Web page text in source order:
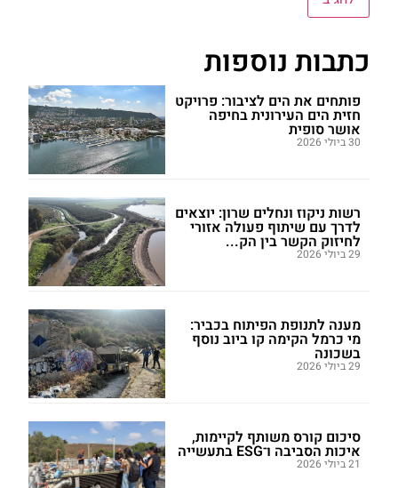
כתבות נוספות
פותחים את הים לציבור: פרויקט
חזית הים העירונית בחיפה
אושר סופית
30 ביולי 2026
רשות ניקוז ונחלים שרון: יוצאים
לדרך עם שיתוף פעולה אזורי
לחיזוק הקשר בין הק...
29 ביולי 2026
מענה לתנופת הפיתוח בכביר:
מי כרמל הקימה קו ביוב נוסף
בשכונה
29 ביולי 2026
סיכום קורס משותף לקיימות,
איכות הסביבה ו־ESG בתעשייה
21 ביולי 2026